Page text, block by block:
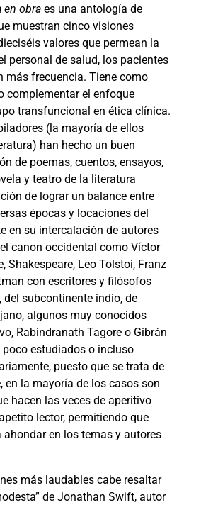
en obra es una antología de
muestran cinco visiones
valores que permean la
personal de salud, los pacientes
más frecuencia. Tiene como
complementar el enfoque
transfuncional en ética clínica.
(la mayoría de ellos
han hecho un buen
de poemas, cuentos, ensayos,
y teatro de la literatura
de lograr un balance entre
épocas y locaciones del
en su intercalación de autores
canon occidental como Víctor
Shakespeare, Leo Tolstoi, Franz
con escritores y filósofos
del subcontinente indio, de
algunos muy conocidos
Rabindranath Tagore o Gibrán
estudiados o incluso
puesto que se trata de
en la mayoría de los casos son
hacen las veces de aperitivo
lector, permitiendo que
ahondar en los temas y autores
más laudables cabe resaltar
de Jonathan Swift, autor